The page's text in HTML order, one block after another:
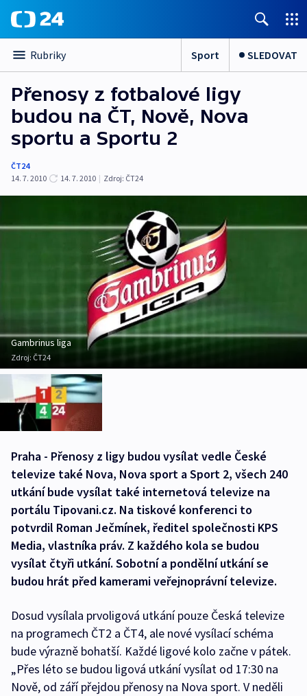
Rubriky Sport SLEDOVAT
Přenosy z fotbalové ligy
budou na ČT, Nově, Nova
sportu a Sportu 2
ČT24
14. 7. 2010
14. 7. 2010 | Zdroj: ČT24
Gambrinus liga
Zdroj: ČT24
Praha - Přenosy z ligy budou vysílat vedle České
televize také Nova, Nova sport a Sport 2, všech 240
utkání bude vysílat také internetová televize na
portálu Tipovani.cz. Na tiskové konferenci to
potvrdil Roman Ječmínek, ředitel společnosti KPS
Media, vlastníka práv. Z každého kola se budou
vysílat čtyři utkání. Sobotní a pondělní utkání se
budou hrát před kamerami veřejnoprávní televize.
Dosud vysílala prvoligová utkání pouze Česká televize
na programech ČT2 a ČT4, ale nové vysílací schéma
bude výrazně bohatší. Každé ligové kolo začne v pátek.
„Přes léto se budou ligová utkání vysílat od 17:30 na
Nově, od září přejdou přenosy na Nova sport. V neděli